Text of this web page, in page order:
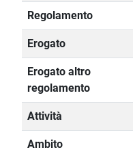
Regolamento
Erogato
Erogato altro
regolamento
Attività
Ambito